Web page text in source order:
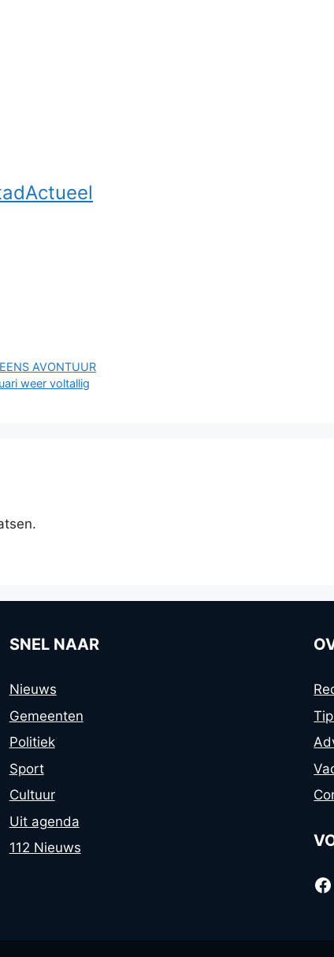
AVONTUUR
weer voltallig
SNEL NAAR
Nieuws
Gemeenten
Politiek
Sport
Cultuur
Uit agenda
112 Nieuws